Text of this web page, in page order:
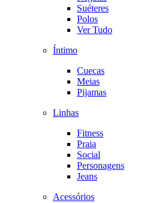
Suéteres
Polos
Ver Tudo
Íntimo
Cuecas
Meias
Pijamas
Linhas
Fitness
Praia
Social
Personagens
Jeans
Acessórios